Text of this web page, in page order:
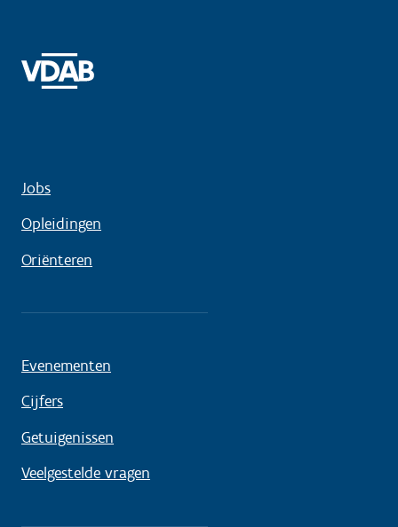
Jobs
Opleidingen
Oriënteren
Evenementen
Cijfers
Getuigenissen
Veelgestelde vragen